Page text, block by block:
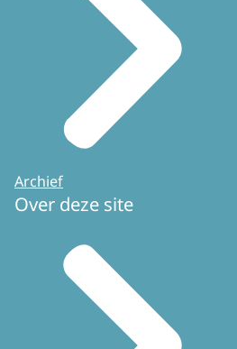
Archief
Over deze site